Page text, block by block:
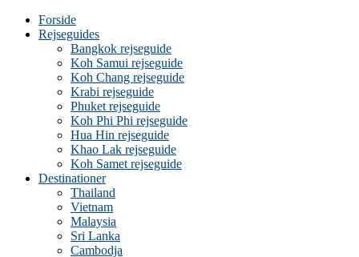
Forside
Rejseguides
Bangkok rejseguide
Koh Samui rejseguide
Koh Chang rejseguide
Krabi rejseguide
Phuket rejseguide
Koh Phi Phi rejseguide
Hua Hin rejseguide
Khao Lak rejseguide
Koh Samet rejseguide
Destinationer
Thailand
Vietnam
Malaysia
Sri Lanka
Cambodja